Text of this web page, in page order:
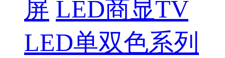
屏 LED商显TV
LED单双色系列